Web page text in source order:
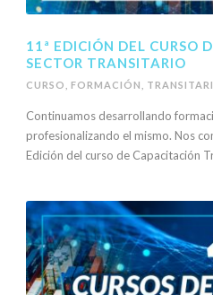
11ª EDICIÓN DEL CURSO
SECTOR TRANSITARIO
CURSO FORMACIÓN
Continuamos desarrollando
profesionalizando el mismo. Nos
Edición del curso de Capacitación